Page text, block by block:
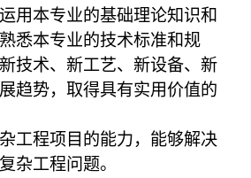
用本专业的基础理论知识和
悉本专业的技术标准和规
技术、新工艺、新设备、新
趋势，取得具有实用价值的
工程项目的能力，能够解决
杂工程问题。